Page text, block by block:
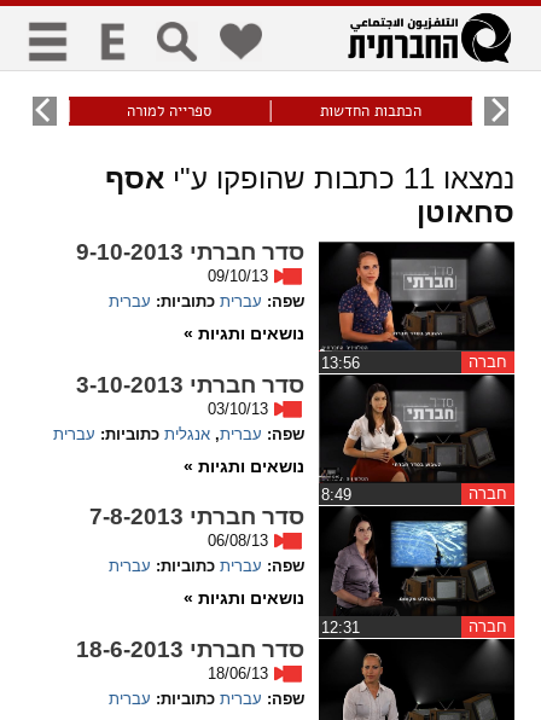
כללי
visibility_off
ביטול הבהובים ניווט מקלדת סימון כותרות
זום
zoom_out
התרחק
גופנים
remove_circle_outline
Decrease font
Increase font
spellcheck
ניגודיות צבעים
הכתבות החדשות ספרייה למורה עוני
נמצאו11 כתבות שהופקו ע"יאסף
סחאוטן
חברה
סדר חברתי 9-10-2013
09/10/13
שפה: עברית כתוביות: עברית
נושאים ותגיות »
חברה
סדר חברתי 3-10-2013
03/10/13
שפה: עברית, אנגלית כתוביות: עברית
נושאים ותגיות »
חברה
סדר חברתי 7-8-2013
06/08/13
שפה: עברית כתוביות: עברית
נושאים ותגיות »
סדר חברתי 18-6-2013
18/06/13
שפה: עברית כתוביות: עברית